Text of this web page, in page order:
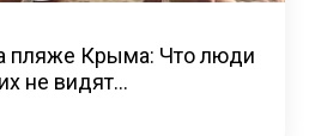
пляже Крыма: Что люди
не видят...